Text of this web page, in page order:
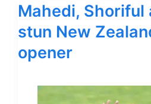
Mahedi, Shoriful
stun New
opener